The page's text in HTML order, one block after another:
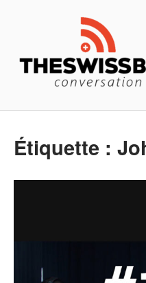
Étiquette :